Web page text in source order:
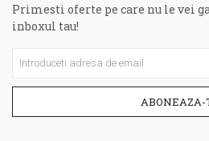
Primesti oferte pe care nu le vei
inboxul tau!
ABONEAZA-